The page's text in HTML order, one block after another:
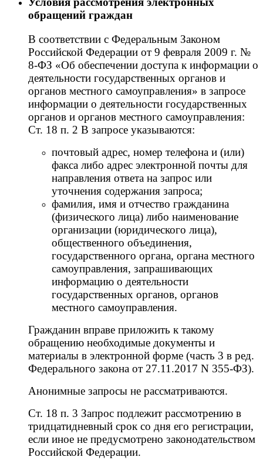
обращений граждан
В соответствии с Федеральным Законом
Российской Федерации от 9 февраля 2009 г. №
8-ФЗ «Об обеспечении доступа к информации о
деятельности государственных органов и
органов местного самоуправления» в запросе
информации о деятельности государственных
органов и органов местного самоуправления:
Ст. 18 п. 2 В запросе указываются:
почтовый адрес, номер телефона и (или)
факса либо адрес электронной почты для
направления ответа на запрос или
уточнения содержания запроса;
фамилия, имя и отчество гражданина
(физического лица) либо наименование
организации (юридического лица),
общественного объединения,
государственного органа, органа местного
самоуправления, запрашивающих
информацию о деятельности
государственных органов, органов
местного самоуправления.
Гражданин вправе приложить к такому
обращению необходимые документы и
материалы в электронной форме (часть 3 в ред.
Федерального закона от 27.11.2017 N 355-ФЗ).
Анонимные запросы не рассматриваются.
Ст. 18 п. 3 Запрос подлежит рассмотрению в
тридцатидневный срок со дня его регистрации,
если иное не предусмотрено законодательством
Российской Федерации.